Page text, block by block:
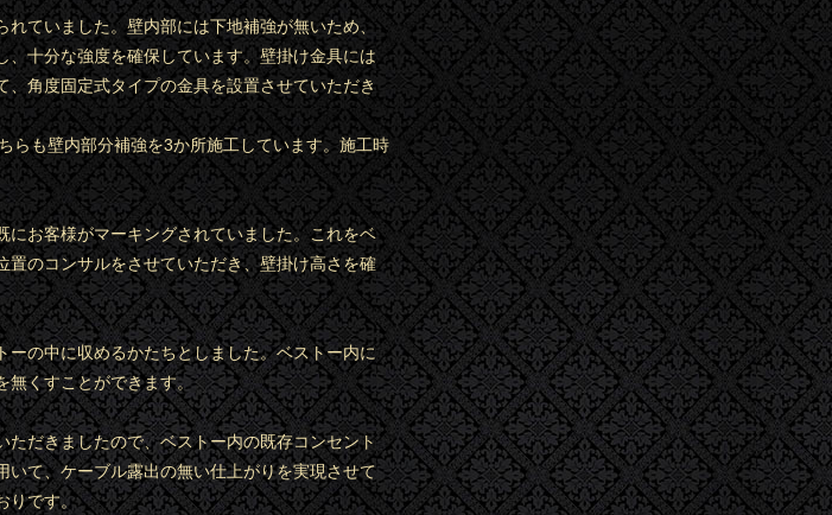
れていました。壁内部には下地補強が無いため、
、十分な強度を確保しています。壁掛け金具には
、角度固定式タイプの金具を設置させていただき
らも壁内部分補強を3か所施工しています。施工時
にお客様がマーキングされていました。これをベ
置のコンサルをさせていただき、壁掛け高さを確
の中に収めるかたちとしました。ベストー内に
無くすことができます。
ただきましたので、ベストー内の既存コンセント
いて、ケーブル露出の無い仕上がりを実現させて
りです。